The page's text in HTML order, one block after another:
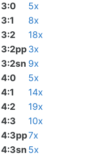
3:0
5x
3:1
8x
3:2
18x
3:2pp3x
3:2sn 9x
4:0
5x
4:1
14x
4:2
19x
4:3
10x
4:3pp7x
4:3sn 5x